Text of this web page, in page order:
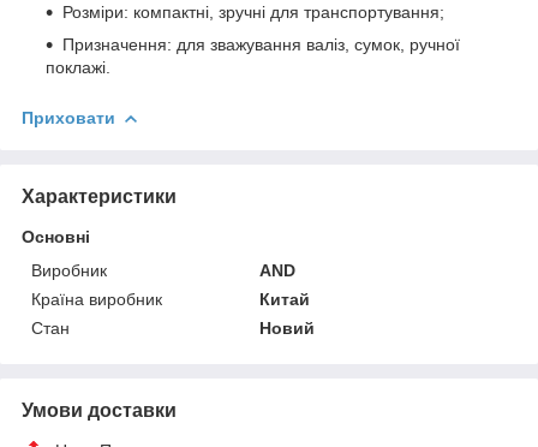
Розміри: компактні, зручні для транспортування;
Призначення: для зважування валіз, сумок, ручної
поклажі.
Приховати
Характеристики
Основні
Виробник
AND
Країна виробник
Китай
Стан
Новий
Умови доставки